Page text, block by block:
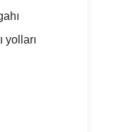
yolları